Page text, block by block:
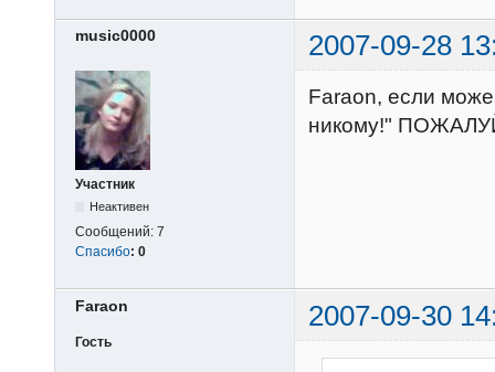
music0000 2007-09-28
Участник
Неактивен
Сообщений: 7
Спасибо: 0
Faraon, если
никому!"
Faraon 2007-09-30
Гость